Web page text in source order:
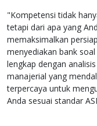
"Kompetensi tidak
tetapi dari apa yang
memaksimalkan
menyediakan bank
lengkap dengan
manajerial yang
terpercaya untuk
Anda sesuai standar